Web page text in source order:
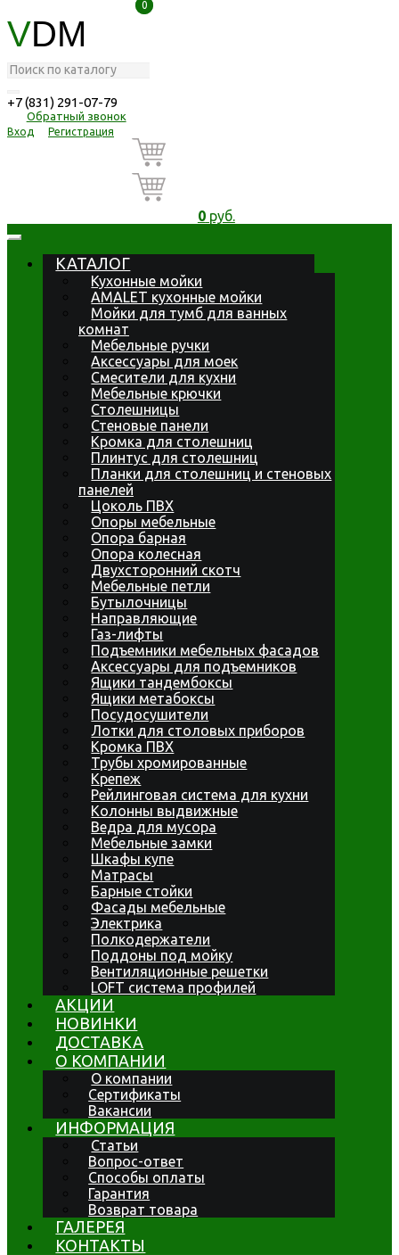
VDM
+7 (831) 291-07-79
Обратный звонок
Вход Регистрация
0
0
0руб.
КАТАЛОГ
Кухонные мойки
AMALET кухонные мойки
Мойки для тумб для ванных
комнат
Мебельные ручки
Аксессуары для моек
Смесители для кухни
Мебельные крючки
Столешницы
Стеновые панели
Кромка для столешниц
Плинтус для столешниц
Планки для столешниц и стеновых
панелей
Цоколь ПВХ
Опоры мебельные
Опора барная
Опора колесная
Двухсторонний скотч
Мебельные петли
Бутылочницы
Направляющие
Газ-лифты
Подъемники мебельных фасадов
Аксессуары для подъемников
Ящики тандембоксы
Ящики метабоксы
Посудосушители
Лотки для столовых приборов
Кромка ПВХ
Трубы хромированные
Крепеж
Рейлинговая система для кухни
Колонны выдвижные
Ведра для мусора
Мебельные замки
Шкафы купе
Матрасы
Барные стойки
Фасады мебельные
Электрика
Полкодержатели
Поддоны под мойку
Вентиляционные решетки
LOFT система профилей
АКЦИИ
НОВИНКИ
ДОСТАВКА
О КОМПАНИИ
О компании
Сертификаты
Вакансии
ИНФОРМАЦИЯ
Статьи
Вопрос-ответ
Способы оплаты
Гарантия
Возврат товара
ГАЛЕРЕЯ
КОНТАКТЫ